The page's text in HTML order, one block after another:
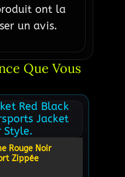
ont la
un avis.
Que Vous
Rouge Noir
Zippée